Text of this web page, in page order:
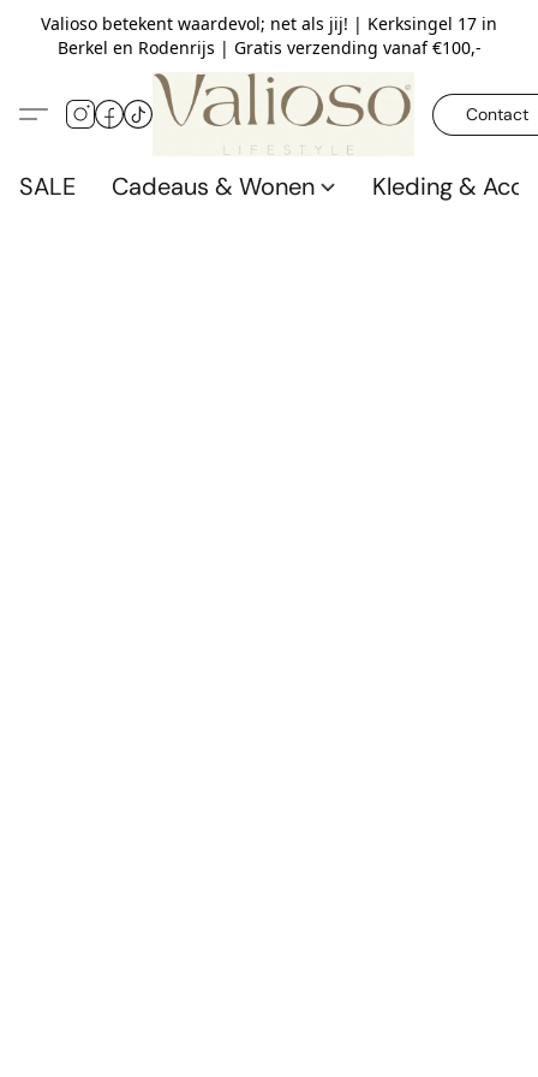
Valioso betekent waardevol; net als jij! | Kerksingel 17 in
Berkel en Rodenrijs | Gratis verzending vanaf €100,-
Contact
SALE Cadeaus & Wonen Kleding &